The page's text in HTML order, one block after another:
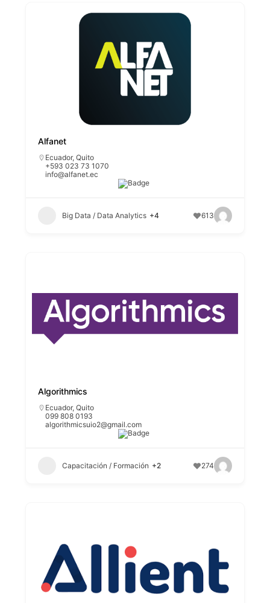
Alfanet
Ecuador,Quito
+593 023 73 1070
info@alfanet.ec
Big Data / Data Analytics +4 613
Algorithmics
Ecuador,Quito
099 808 0193
algorithmicsuio2@gmail.com
Capacitación / Formación +2 274